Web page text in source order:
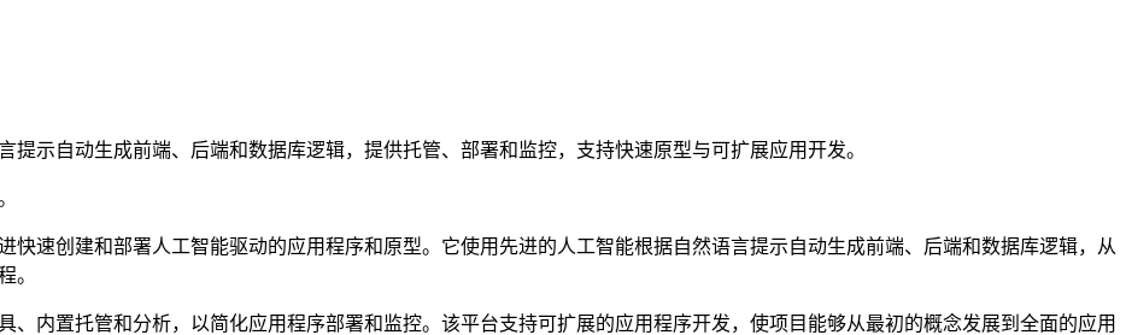
提示自动生成前端、后端和数据库逻辑，提供托管、部署和监控，支持快速原型与可扩展应用开发。
快速创建和部署人工智能驱动的应用程序和原型。它使用先进的人工智能根据自然语言提示自动生成前端、后端和数据库逻辑，从
。
、内置托管和分析，以简化应用程序部署和监控。该平台支持可扩展的应用程序开发，使项目能够从最初的概念发展到全面的应用